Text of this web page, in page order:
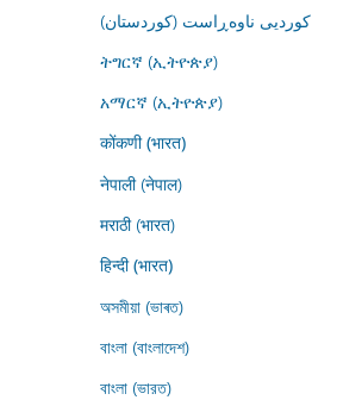
کوردیی ناوەڕاست (کوردستان)
ትግርኛ (ኢትዮጵያ)
አማርኛ (ኢትዮጵያ)
कोंकणी (भारत)
नेपाली (नेपाल)
मराठी (भारत)
हिन्दी (भारत)
অসমীয়া (ভাৰত)
বাংলা (বাংলাদেশ)
বাংলা (ভারত)